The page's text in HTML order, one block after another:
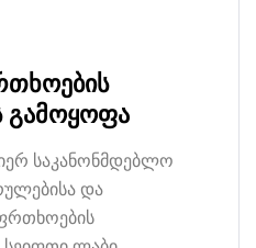
გამოყოფა
საკანონმდებლო
და